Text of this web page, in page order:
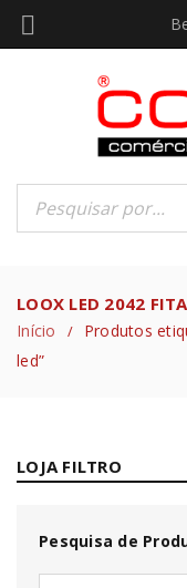
LOOX LED 2042
Início /
Produtos
led”
LOJA FILTRO
Pesquisa de